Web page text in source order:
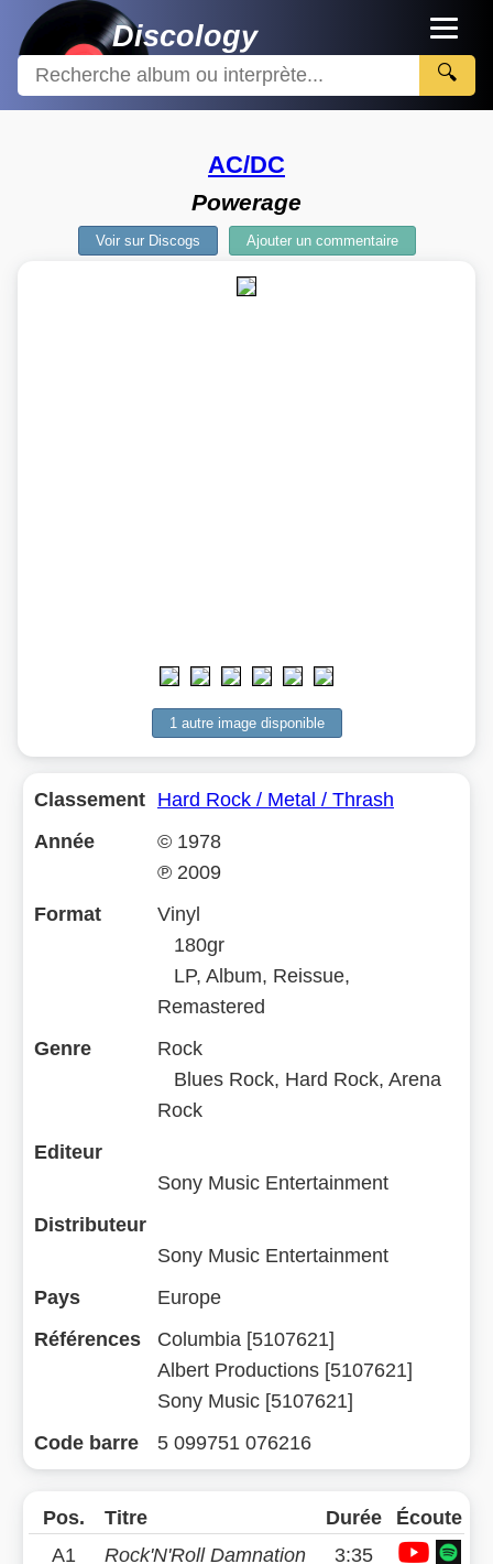
Discology
🔍
AC/DC
Powerage
1 autre image disponible
Classement Hard Rock / Metal / Thrash
Année
© 1978
℗ 2009
Format
Vinyl
180gr
LP, Album, Reissue,
Remastered
Genre
Rock
Blues Rock, Hard Rock, Arena
Rock
Editeur
Sony Music Entertainment
Distributeur
Sony Music Entertainment
Pays
Europe
Références
Columbia [5107621]
Albert Productions [5107621]
Sony Music [5107621]
Code barre
5 099751 076216
Pos. Titre Durée
Écoute
A1
Rock'N'Roll Damnation
3:35